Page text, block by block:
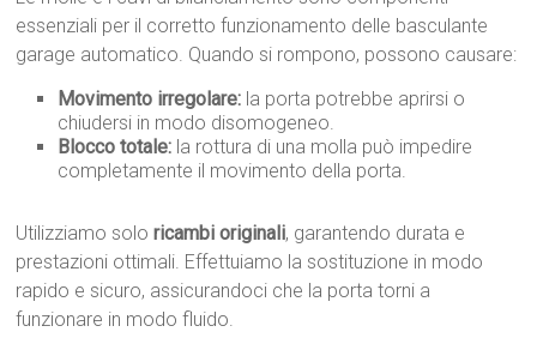
essenziali per il corretto funzionamento delle basculante
garage automatico. Quando si rompono, possono causare:
Movimento irregolare: la porta potrebbe aprirsi o
chiudersi in modo disomogeneo.
Blocco totale: la rottura di una molla può impedire
completamente il movimento della porta.
Utilizziamo soloricambi originali, garantendo durata e
prestazioni ottimali. Effettuiamo la sostituzione in modo
rapido e sicuro, assicurandoci che la porta torni a
funzionare in modo fluido.